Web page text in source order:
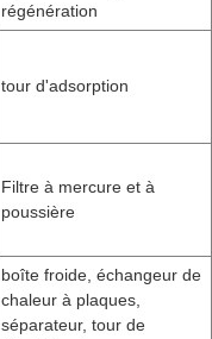
régénération
tour d'adsorption
Filtre à mercure et à
poussière
boîte froide, échangeur de
chaleur à plaques,
séparateur, tour de